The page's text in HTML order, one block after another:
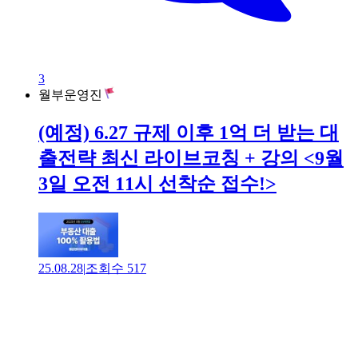
3
월부운영진
(예정) 6.27 규제 이후 1억 더 받는 대
출전략 최신 라이브코칭 + 강의 <9월
3일 오전 11시 선착순 접수!>
25.08.28|조회수 517